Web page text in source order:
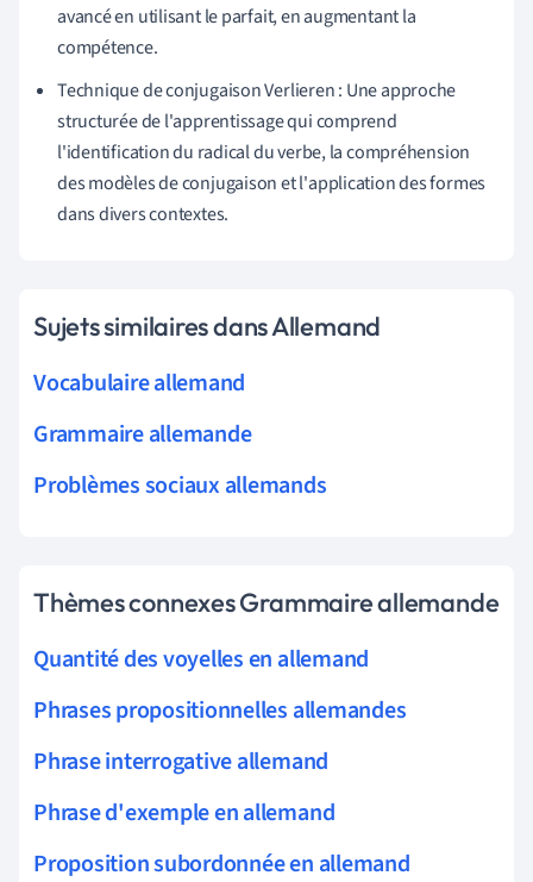
avancé en utilisant le parfait, en augmentant la
compétence.
Technique de conjugaison Verlieren : Une approche
structurée de l'apprentissage qui comprend
l'identification du radical du verbe, la compréhension
des modèles de conjugaison et l'application des formes
dans divers contextes.
Sujets similaires dans Allemand
Vocabulaire allemand
Grammaire allemande
Problèmes sociaux allemands
Thèmes connexes Grammaire allemande
Quantité des voyelles en allemand
Phrases propositionnelles allemandes
Phrase interrogative allemand
Phrase d'exemple en allemand
Proposition subordonnée en allemand